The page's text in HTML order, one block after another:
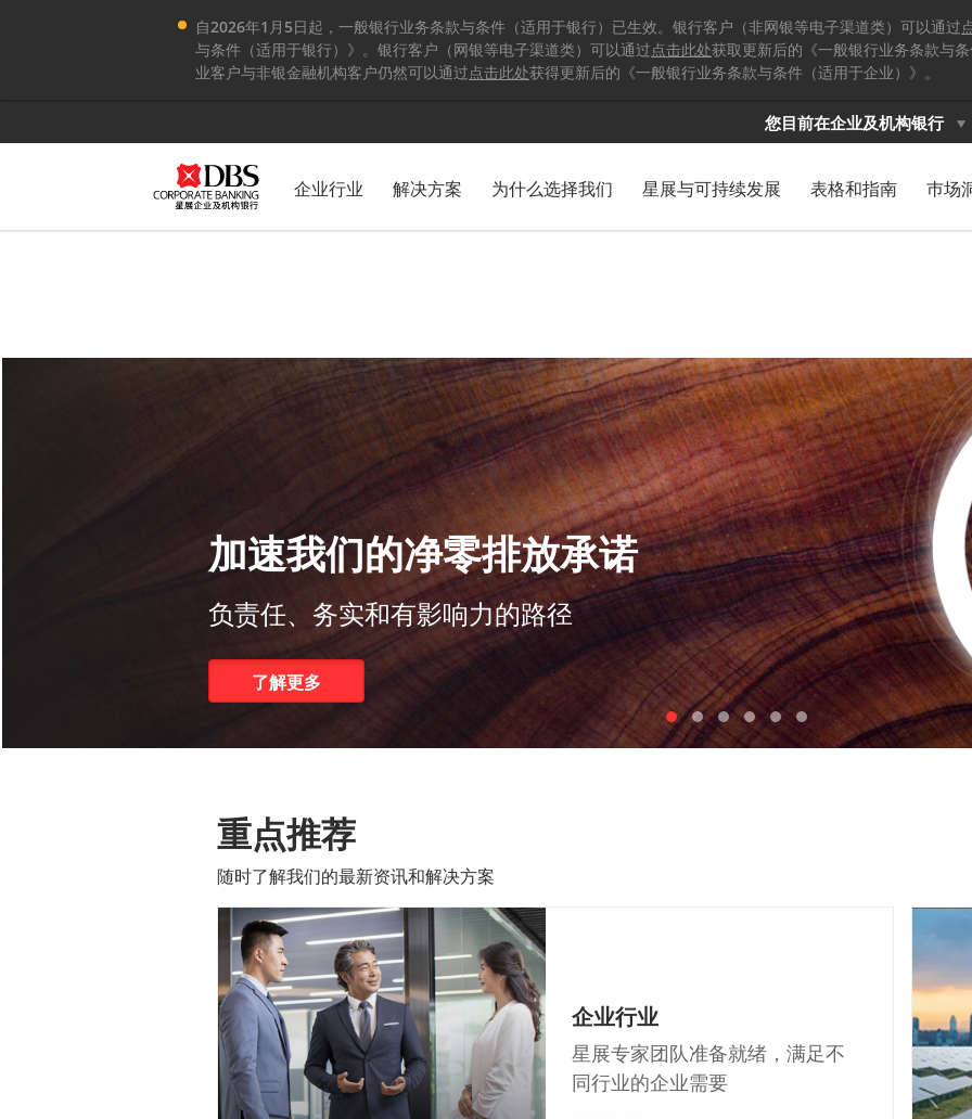
您目前在企业及机构银行
企业行业 解决方案 为什么选择我们 星展与可持续发展 表格和指南 巿场
自2026年1月5日起，一般银行业务条款与条件（适用于银行）已生效。银行客户（非网银等电子渠道类）可以通过
与条件（适用于银行）》。银行客户（网银等电子渠道类）可以通过点击此处获取更新后的《一般银行业务条款与
业客户与非银金融机构客户仍然可以通过点击此处获得更新后的《一般银行业务条款与条件（适用于企业）》。
企业及机构银行
专业市场知识及数字化方案 助您转型业务
重点推荐
随时了解我们的最新资讯和解决方案
企业行业
星展专家团队准备就绪，满足不
同行业的企业需要